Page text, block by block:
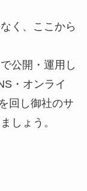
く、ここから
公開・運用し
・オンライ
回し御社のサ
しょう。